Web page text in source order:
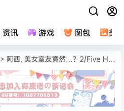
资讯 游戏 图包 美
> 阿西, 美女室友竟然…？2/Five Hearts Under One Roof season2